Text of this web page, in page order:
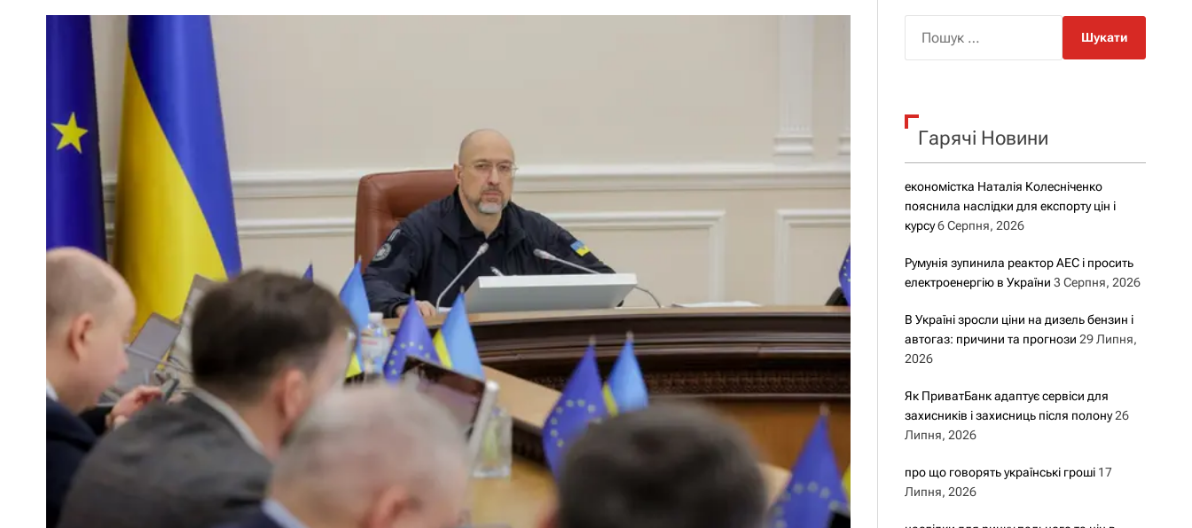
р
о
у
к
Гарячі Новини
економістка Наталія Колесніченко
пояснила наслідки для експорту цін і
курсу 6 Серпня, 2026
Румунія зупинила реактор АЕС і просить
електроенергію в України 3 Серпня, 2026
В Україні зросли ціни на дизель бензин і
автогаз: причини та прогнози 29 Липня,
2026
Як ПриватБанк адаптує сервіси для
захисників і захисниць після полону 26
Липня, 2026
про що говорять українські гроші 17
Липня, 2026